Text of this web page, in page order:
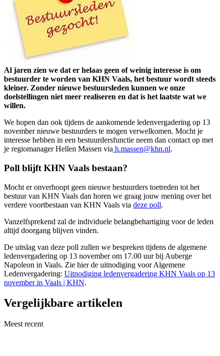
Al jaren zien we dat er helaas geen of weinig interesse is om
bestuurder te worden van KHN Vaals, het bestuur wordt steeds
kleiner. Zonder nieuwe bestuursleden kunnen we onze
doelstellingen niet meer realiseren en dat is het laatste wat we
willen.
We hopen dan ook tijdens de aankomende ledenvergadering op 13
november nieuwe bestuurders te mogen verwelkomen. Mocht je
interesse hebben in een bestuurdersfunctie neem dan contact op met
je regiomanager Hellen Massen via h.massen@khn.nl.
Poll blijft KHN Vaals bestaan?
Mocht er onverhoopt geen nieuwe bestuurders toetreden tot het
bestuur van KHN Vaals dan horen we graag jouw mening over het
verdere voortbestaan van KHN Vaals via deze poll.
Vanzelfsprekend zal de individuele belangbehartiging voor de leden
altijd doorgang blijven vinden.
De uitslag van deze poll zullen we bespreken tijdens de algemene
ledenvergadering op 13 november om 17.00 uur bij Auberge
Napoleon in Vaals. Zie hier de uitnodiging voor Algemene
Ledenvergadering: Uitnodiging ledenvergadering KHN Vaals op 13
november in Vaals | KHN.
Vergelijkbare artikelen
Meest recent